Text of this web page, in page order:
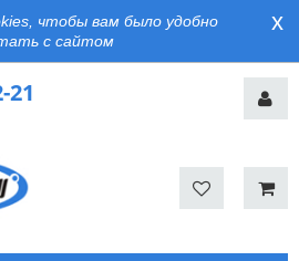
чтобы вам было удобно
с сайтом
x
21